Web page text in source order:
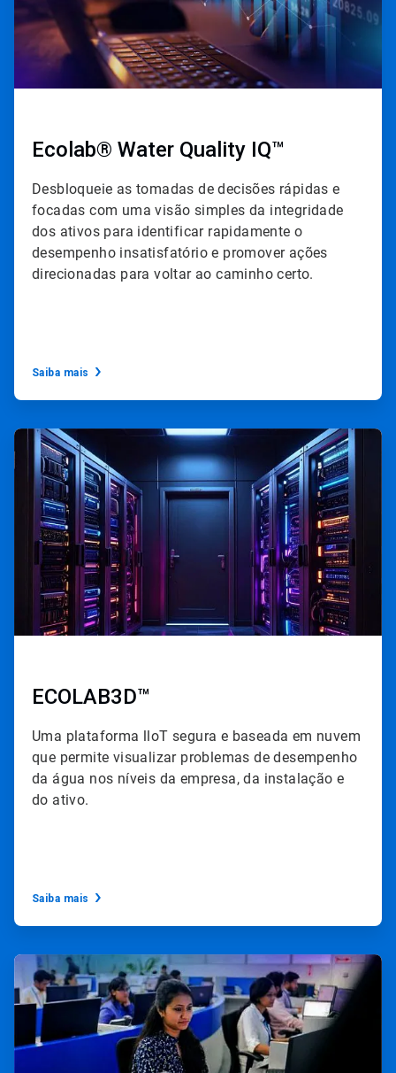
Ecolab® Water Quality IQ™
Desbloqueie as tomadas de decisões rápidas e
focadas com uma visão simples da integridade
dos ativos para identificar rapidamente o
desempenho insatisfatório e promover ações
direcionadas para voltar ao caminho certo.
Saiba mais
ArticleTile
2
de
ECOLAB3D™
Uma plataforma lloT segura e baseada em nuvem
que permite visualizar problemas de desempenho
da água nos níveis da empresa, da instalação e
do ativo.
Saiba mais
ArticleTile
de